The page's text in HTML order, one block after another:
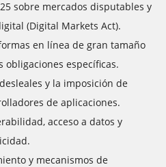
sobre mercados disputables y
(Digital Markets Act).
en línea de gran tamaño
obligaciones específicas.
y la imposición de
de aplicaciones.
acceso a datos y
y mecanismos de